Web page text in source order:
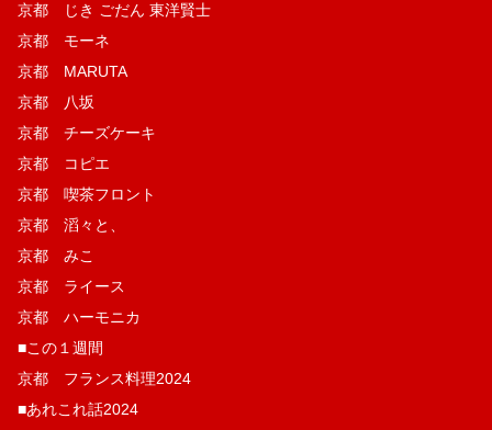
京都 じき ごだん 東洋賢士
京都 モーネ
京都 MARUTA
京都 八坂
京都 チーズケーキ
京都 コピエ
京都 喫茶フロント
京都 滔々と、
京都 みこ
京都 ライース
京都 ハーモニカ
■この１週間
京都 フランス料理2024
■あれこれ話2024